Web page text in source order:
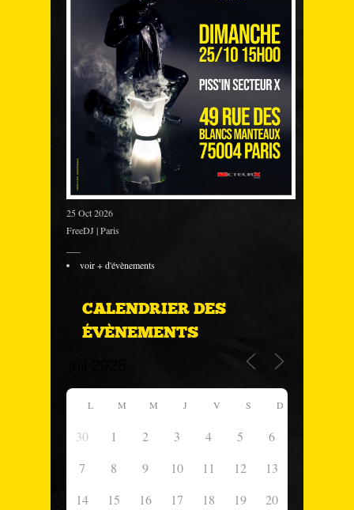
25 Oct 2026
FreeDJ | Paris
voir + d'évènements
CALENDRIER DES
ÉVÈNEMENTS
L M M J V S D
30 1 2 3 4 5
6
7
8 9 10 11 12
13
14
15 16 17 18 19 20